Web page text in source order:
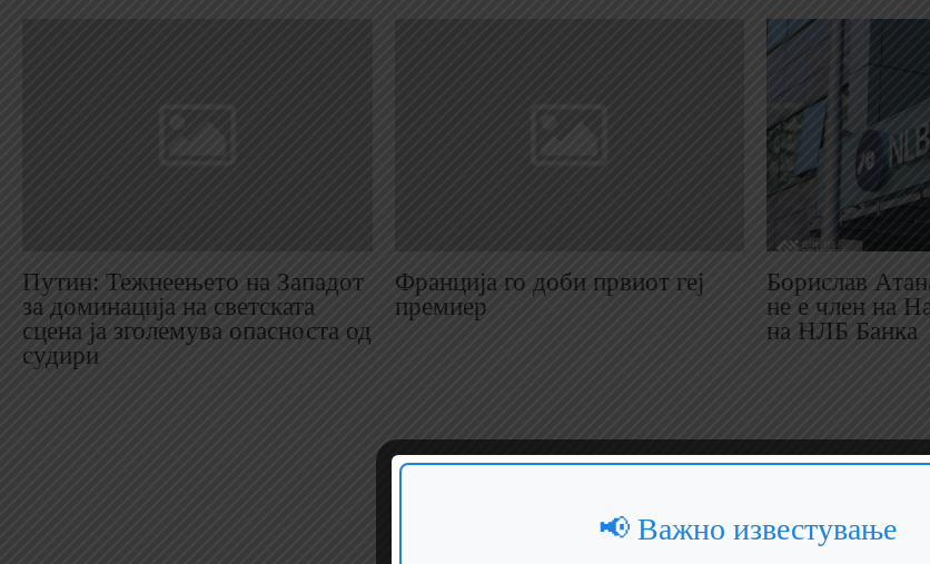
Путин: Тежнеењето на Западот
за доминација на светската
сцена ја зголемува опасноста од
судири
Франција го доби првиот геј
премиер
Борислав
не е член на
на НЛБ Банка
📢 Важно известување